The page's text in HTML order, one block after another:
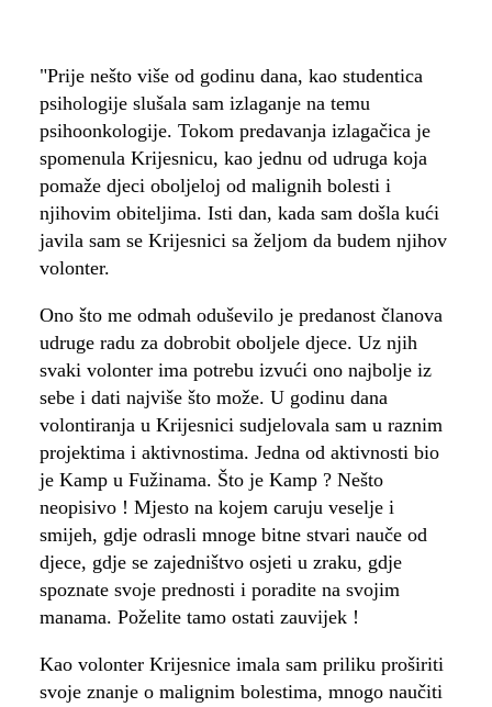
"Prije nešto više od godinu dana, kao studentica
psihologije slušala sam izlaganje na temu
psihoonkologije. Tokom predavanja izlagačica je
spomenula Krijesnicu, kao jednu od udruga koja
pomaže djeci oboljeloj od malignih bolesti i
njihovim obiteljima. Isti dan, kada sam došla kući
javila sam se Krijesnici sa željom da budem njihov
volonter.
Ono što me odmah oduševilo je predanost članova
udruge radu za dobrobit oboljele djece. Uz njih
svaki volonter ima potrebu izvući ono najbolje iz
sebe i dati najviše što može. U godinu dana
volontiranja u Krijesnici sudjelovala sam u raznim
projektima i aktivnostima. Jedna od aktivnosti bio
je Kamp u Fužinama. Što je Kamp ? Nešto
neopisivo ! Mjesto na kojem caruju veselje i
smijeh, gdje odrasli mnoge bitne stvari nauče od
djece, gdje se zajedništvo osjeti u zraku, gdje
spoznate svoje prednosti i poradite na svojim
manama. Poželite tamo ostati zauvijek !
Kao volonter Krijesnice imala sam priliku proširiti
svoje znanje o malignim bolestima, mnogo naučiti